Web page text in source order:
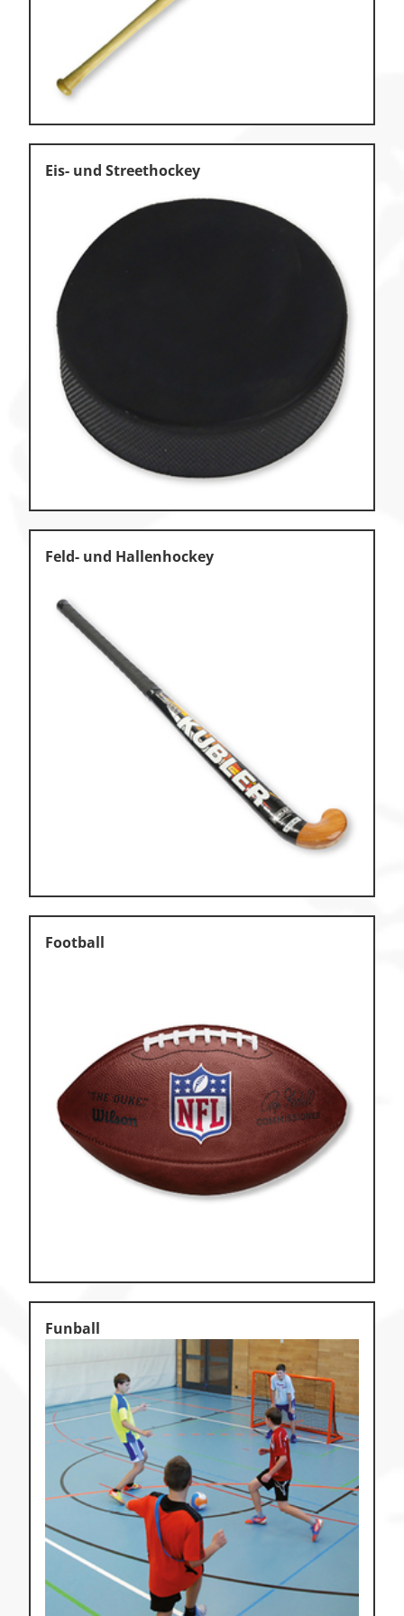
Spielgeräte • Psychomotorik
Technische Dokumentation
Tennis • Tischtennis
Training • Vereinsbedarf
Turnen • Gymnastik • Ballett
Volleyball • Beachvolleyball
Zu den Ersatzteilen
Zu den Print Medien
Eis- und Streethockey
Feld- und Hallenhockey
Football
Funball